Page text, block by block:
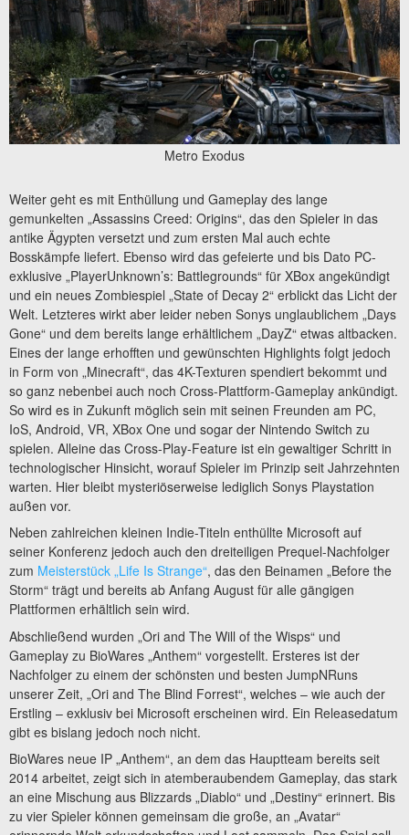
Metro Exodus
Weiter geht es mit Enthüllung und Gameplay des lange
gemunkelten „Assassins Creed: Origins“, das den Spieler in das
antike Ägypten versetzt und zum ersten Mal auch echte
Bosskämpfe liefert. Ebenso wird das gefeierte und bis Dato PC-
exklusive „PlayerUnknown’s: Battlegrounds“ für XBox angekündigt
und ein neues Zombiespiel „State of Decay 2“ erblickt das Licht der
Welt. Letzteres wirkt aber leider neben Sonys unglaublichem „Days
Gone“ und dem bereits lange erhältlichem „DayZ“ etwas altbacken.
Eines der lange erhofften und gewünschten Highlights folgt jedoch
in Form von „Minecraft“, das 4K-Texturen spendiert bekommt und
so ganz nebenbei auch noch Cross-Plattform-Gameplay ankündigt.
So wird es in Zukunft möglich sein mit seinen Freunden am PC,
IoS, Android, VR, XBox One und sogar der Nintendo Switch zu
spielen. Alleine das Cross-Play-Feature ist ein gewaltiger Schritt in
technologischer Hinsicht, worauf Spieler im Prinzip seit Jahrzehnten
warten. Hier bleibt mysteriöserweise lediglich Sonys Playstation
außen vor.
Neben zahlreichen kleinen Indie-Titeln enthüllte Microsoft auf
seiner Konferenz jedoch auch den dreiteiligen Prequel-Nachfolger
zum Meisterstück „Life Is Strange“, das den Beinamen „Before the
Storm“ trägt und bereits ab Anfang August für alle gängigen
Plattformen erhältlich sein wird.
Abschließend wurden „Ori and The Will of the Wisps“ und
Gameplay zu BioWares „Anthem“ vorgestellt. Ersteres ist der
Nachfolger zu einem der schönsten und besten JumpNRuns
unserer Zeit, „Ori and The Blind Forrest“, welches – wie auch der
Erstling – exklusiv bei Microsoft erscheinen wird. Ein Releasedatum
gibt es bislang jedoch noch nicht.
BioWares neue IP „Anthem“, an dem das Hauptteam bereits seit
2014 arbeitet, zeigt sich in atemberaubendem Gameplay, das stark
an eine Mischung aus Blizzards „Diablo“ und „Destiny“ erinnert. Bis
zu vier Spieler können gemeinsam die große, an „Avatar“